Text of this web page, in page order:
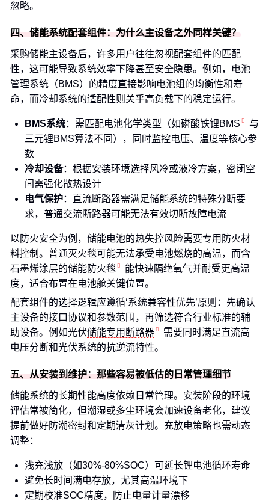
忽略。
四、储能系统配套组件：为什么主设备之外同样关键？
采购储能主设备后，许多用户往往忽视配套组件的匹配
性，这可能导致系统效率下降甚至安全隐患。例如，电池
管理系统（BMS）的精度直接影响电池组的均衡性和寿
命，而冷却系统的适配性则关乎高负载下的稳定运行。
BMS系统：需匹配电池化学类型（如磷酸铁锂BMS
与
三元锂BMS算法不同），同时监控电压、温度等核心参
数
冷却设备：根据安装环境选择风冷或液冷方案，密闭空
间需强化散热设计
电气保护：直流断路器需满足储能系统的特殊分断要
求，普通交流断路器可能无法有效切断故障电流
以防火安全为例，储能电池的热失控风险需要专用防火材
料控制。普通灭火毯可能无法承受电池燃烧的高温，而含
石墨烯涂层的储能防火毯
能快速隔绝氧气并耐受更高温
度，适合布置在电池舱关键位置。
配套组件的选择逻辑应遵循‘系统兼容性优先’原则：先确认
主设备的接口协议和参数范围，再筛选符合行业标准的辅
助设备。例如光伏储能专用断路器
需要同时满足直流高
电压分断和光伏系统的抗逆流特性。
五、从安装到维护：那些容易被低估的日常管理细节
储能系统的长期性能高度依赖日常管理。安装阶段的环境
评估常被简化，但潮湿或多尘环境会加速设备老化，建议
提前做好防潮密封和定期清灰计划。充放电策略也需动态
调整：
浅充浅放（如30%-80%SOC）可延长锂电池循环寿命
避免长时间满电存放，尤其高温环境下
定期校准SOC精度，防止电量计量漂移